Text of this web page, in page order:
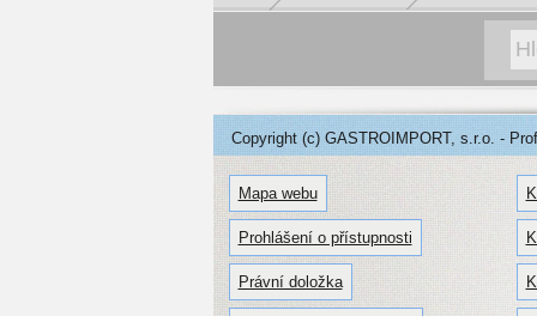
Copyright (c) GASTROIMPORT, s.r.o. -
Mapa webu
Prohlášení o přístupnosti
Právní doložka